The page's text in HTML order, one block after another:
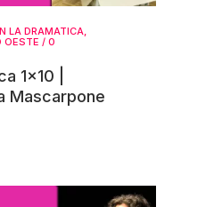
LA DRAMATICA,
OESTE / 0
1×10 |
Mascarpone